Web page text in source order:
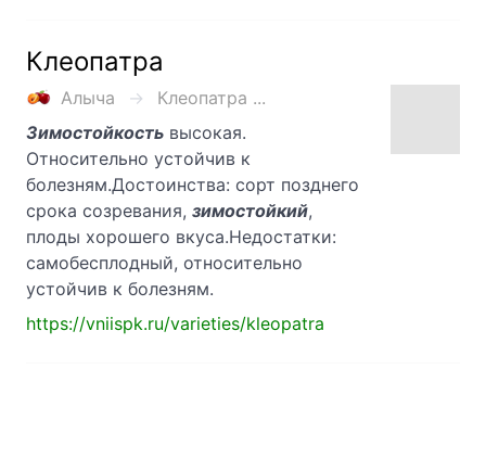
Клеопатра
Алыча
Клеопатра ...
Зимостойкость высокая.
Относительно устойчив к
болезням.Достоинства: сорт позднего
срока созревания, зимостойкий,
плоды хорошего вкуса.Недостатки:
самобесплодный, относительно
устойчив к болезням.
https://vniispk.ru/varieties/kleopatra